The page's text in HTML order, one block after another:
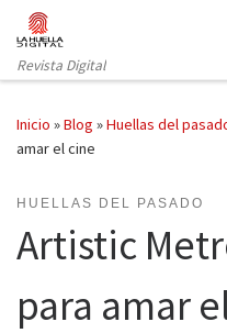
Saltar al contenido
Revista Digital
Inicio »Blog »Huellas del
amar el cine
HUELLAS DEL PASADO
Artistic
para amar